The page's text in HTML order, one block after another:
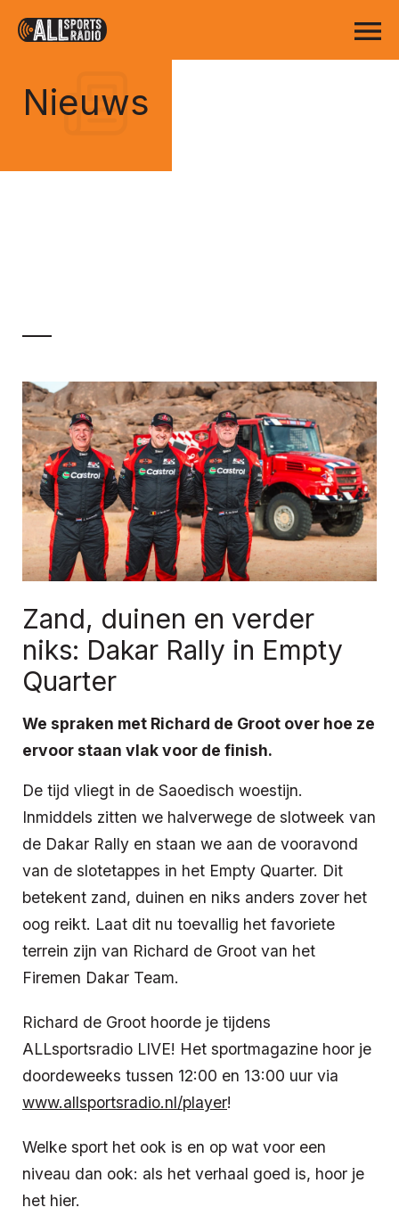
Nieuws
Zand, duinen en verder
niks: Dakar Rally in Empty
Quarter
We spraken met Richard de Groot over hoe ze
ervoor staan vlak voor de finish.
De tijd vliegt in de Saoedisch woestijn.
Inmiddels zitten we halverwege de slotweek van
de Dakar Rally en staan we aan de vooravond
van de slotetappes in het Empty Quarter. Dit
betekent zand, duinen en niks anders zover het
oog reikt. Laat dit nu toevallig het favoriete
terrein zijn van Richard de Groot van het
Firemen Dakar Team.
Richard de Groot hoorde je tijdens
ALLsportsradio LIVE! Het sportmagazine hoor je
doordeweeks tussen 12:00 en 13:00 uur via
www.allsportsradio.nl/player!
Welke sport het ook is en op wat voor een
niveau dan ook: als het verhaal goed is, hoor je
het hier.